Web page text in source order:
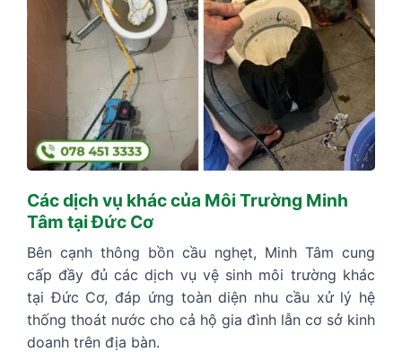
Các dịch vụ khác của Môi Trường Minh
Tâm tại Đức Cơ
Bên cạnh thông bồn cầu nghẹt, Minh Tâm cung
cấp đầy đủ các dịch vụ vệ sinh môi trường khác
tại Đức Cơ, đáp ứng toàn diện nhu cầu xử lý hệ
thống thoát nước cho cả hộ gia đình lẫn cơ sở kinh
doanh trên địa bàn.